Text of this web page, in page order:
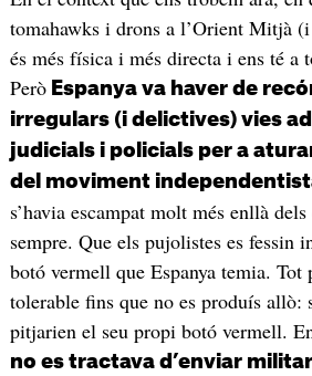
tomahawks i drons a l’Orient Mitjà
és més física i més directa i ens té a
PeròEspanya va haver de
irregulars (i delictives) vies
judicials i policials per a
del moviment
s’havia escampat molt més enllà
sempre. Que els pujolistes es fessin
botó vermell que Espanya temia. Tot
tolerable fins que no es produís allò:
pitjarien el seu propi botó vermell.
no es tractava d’enviar